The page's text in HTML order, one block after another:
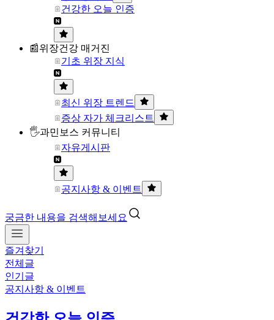
건강한 오늘 인증
📰위장건강 매거진
기초 위장 지식
최신 위장 트렌드
증상 자가 체크리스트
🖐과민보스 커뮤니티
자유게시판
공지사항 & 이벤트
궁금한 내용을 검색해보세요
즐겨찾기
전체글
인기글
공지사항 & 이벤트